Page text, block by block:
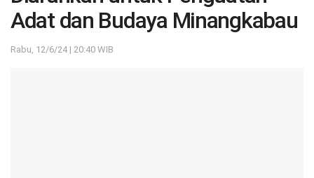
Adat dan Budaya Minangkabau
Rabu, 12/6/24 | 20:40 WIB